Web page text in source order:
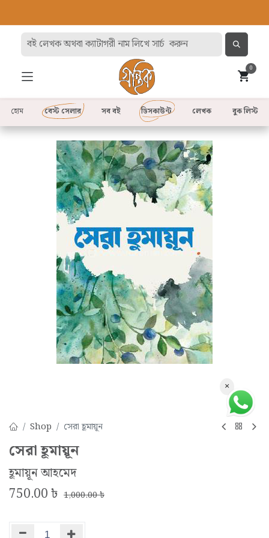
0
হোম বেস্ট সেলার সব বই লেখক
ডিসকাউন্ট বুক লিস্ট
Shop সেরা হূমায়ূন
সেরা হূমায়ূন
হূমায়ূন আহমেদ
750.00৳ 1,000.00৳
×